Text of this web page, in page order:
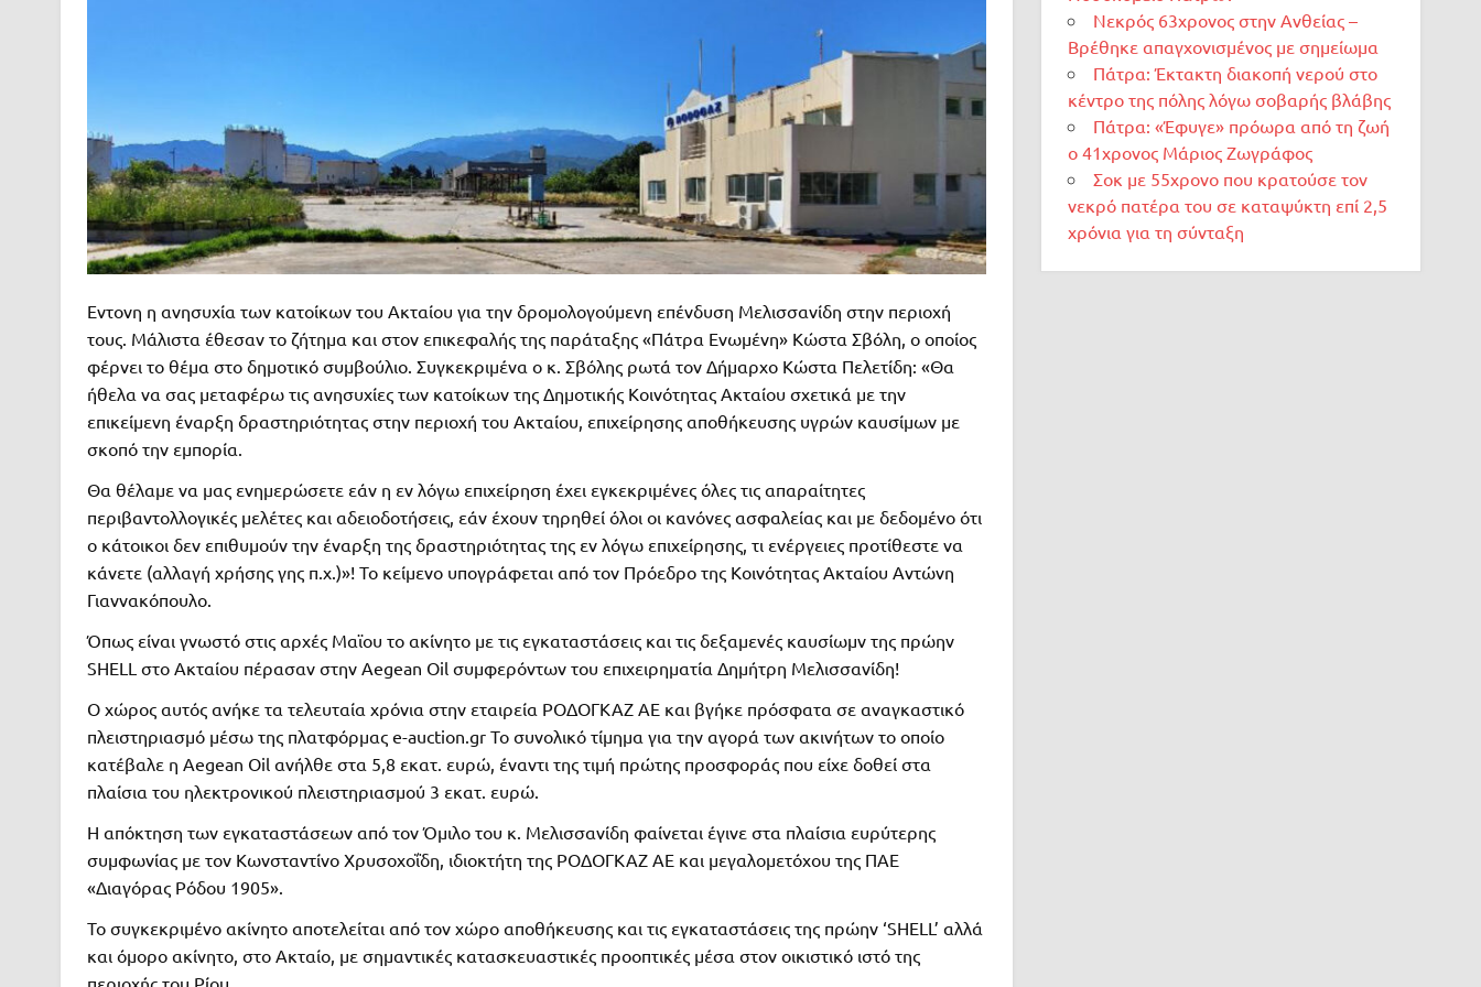
Εντονη η ανησυχία των κατοίκων του Ακταίου για την δρομολογούμενη επένδυση Μελισσανίδη στην περιοχή
τους. Μάλιστα έθεσαν το ζήτημα και στον επικεφαλής της παράταξης «Πάτρα Ενωμένη» Κώστα Σβόλη, ο οποίος
φέρνει το θέμα στο δημοτικό συμβούλιο. Συγκεκριμένα ο κ. Σβόλης ρωτά τον Δήμαρχο Κώστα Πελετίδη: «Θα
ήθελα να σας μεταφέρω τις ανησυχίες των κατοίκων της Δημοτικής Κοινότητας Ακταίου σχετικά με την
επικείμενη έναρξη δραστηριότητας στην περιοχή του Ακταίου, επιχείρησης αποθήκευσης υγρών καυσίμων με
σκοπό την εμπορία.
Θα θέλαμε να μας ενημερώσετε εάν η εν λόγω επιχείρηση έχει εγκεκριμένες όλες τις απαραίτητες
περιβαντολλογικές μελέτες και αδειοδοτήσεις, εάν έχουν τηρηθεί όλοι οι κανόνες ασφαλείας και με δεδομένο ότι
ο κάτοικοι δεν επιθυμούν την έναρξη της δραστηριότητας της εν λόγω επιχείρησης, τι ενέργειες προτίθεστε να
κάνετε (αλλαγή χρήσης γης π.χ.)»! Το κείμενο υπογράφεται από τον Πρόεδρο της Κοινότητας Ακταίου Αντώνη
Γιαννακόπουλο.
Όπως είναι γνωστό στις αρχές Μαϊου το ακίνητο με τις εγκαταστάσεις και τις δεξαμενές καυσίωμν της πρώην
SHELL στο Ακταίου πέρασαν στην Aegean Oil συμφερόντων του επιχειρηματία Δημήτρη Μελισσανίδη!
Ο χώρος αυτός ανήκε τα τελευταία χρόνια στην εταιρεία ΡΟΔΟΓΚΑΖ ΑΕ και βγήκε πρόσφατα σε αναγκαστικό
πλειστηριασμό μέσω της πλατφόρμας e-auction.gr Το συνολικό τίμημα για την αγορά των ακινήτων το οποίο
κατέβαλε η Aegean Oil ανήλθε στα 5,8 εκατ. ευρώ, έναντι της τιμή πρώτης προσφοράς που είχε δοθεί στα
πλαίσια του ηλεκτρονικού πλειστηριασμού 3 εκατ. ευρώ.
Η απόκτηση των εγκαταστάσεων από τον Όμιλο του κ. Μελισσανίδη φαίνεται έγινε στα πλαίσια ευρύτερης
συμφωνίας με τον Κωνσταντίνο Χρυσοχοΐδη, ιδιοκτήτη της ΡΟΔΟΓΚΑΖ ΑΕ και μεγαλομετόχου της ΠΑΕ
«Διαγόρας Ρόδου 1905».
Το συγκεκριμένο ακίνητο αποτελείται από τον χώρο αποθήκευσης και τις εγκαταστάσεις της πρώην ‘SHELL’ αλλά
και όμορο ακίνητο, στο Ακταίο, με σημαντικές κατασκευαστικές προοπτικές μέσα στον οικιστικό ιστό της
Νεκρός 63χρονος στην Ανθείας –
Βρέθηκε απαγχονισμένος με σημείωμα
Πάτρα: Έκτακτη διακοπή νερού στο
κέντρο της πόλης λόγω σοβαρής βλάβης
Πάτρα: «Έφυγε» πρόωρα από τη ζωή
ο 41χρονος Μάριος Ζωγράφος
Σοκ με 55χρονο που κρατούσε τον
νεκρό πατέρα του σε καταψύκτη επί 2,5
χρόνια για τη σύνταξη